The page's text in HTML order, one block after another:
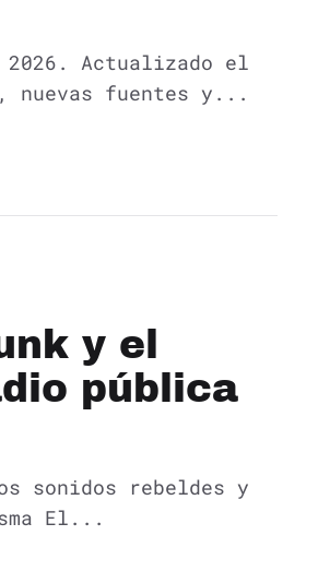
2026. Actualizado el
nuevas fuentes y...
y el
pública
sonidos rebeldes y
El...